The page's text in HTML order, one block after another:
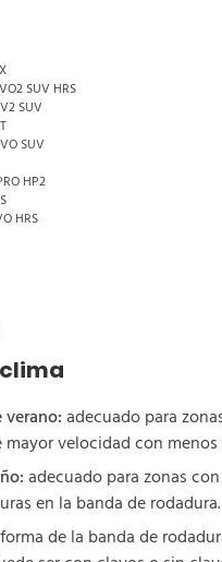
SUV HRS
SUV
SUV
HP2
HRS
adecuado para
mayor velocidad con
adecuado para zonas
en la banda de rodadura.
de la banda de